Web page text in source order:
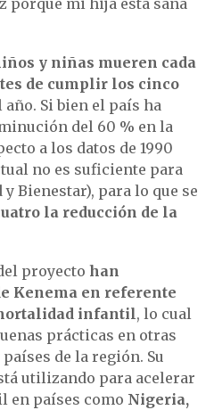
y niñas mueren cada
de cumplir los cinco
año. Si bien el país ha
del 60 % en la
a los datos de 1990
no es suficiente para
y Bienestar), para lo que se
la reducción de la
proyecto han
Kenema en referente
infantil, lo cual
prácticas en otras
de la región. Su
utilizando para acelerar
en países como Nigeria,